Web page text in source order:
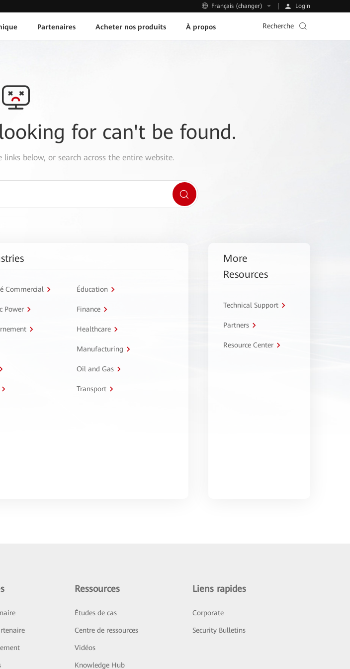
Français (changer) Login
Partenaires Acheter nos produits À propos Recherche
for can't be found.
links below, or search across the entire website.
Commercial Éducation
Power Finance
Healthcare
Manufacturing
Oil and Gas
Transport
More
Resources
Technical Support
Partners
Resource Center
Ressources
Études de cas
Centre de ressources
Vidéos
Knowledge Hub
Liens rapides
Corporate
Security Bulletins